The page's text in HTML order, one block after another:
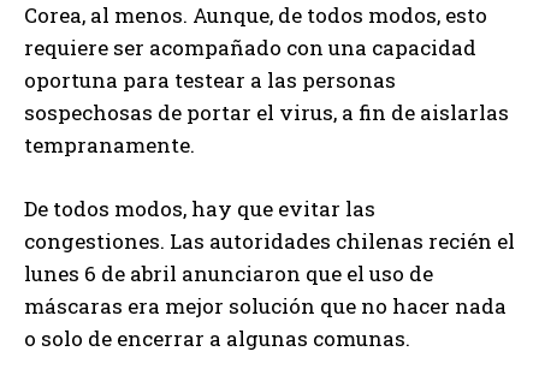
Corea, al menos. Aunque, de todos modos, esto
requiere ser acompañado con una capacidad
oportuna para testear a las personas
sospechosas de portar el virus, a fin de aislarlas
tempranamente.
De todos modos, hay que evitar las
congestiones. Las autoridades chilenas recién el
lunes 6 de abril anunciaron que el uso de
máscaras era mejor solución que no hacer nada
o solo de encerrar a algunas comunas.